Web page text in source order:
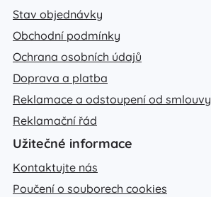
Stav objednávky
Obchodní podmínky
Ochrana osobních údajů
Doprava a platba
Reklamace a odstoupení od smlouvy
Reklamační řád
Užitečné informace
Kontaktujte nás
Poučení o souborech cookies